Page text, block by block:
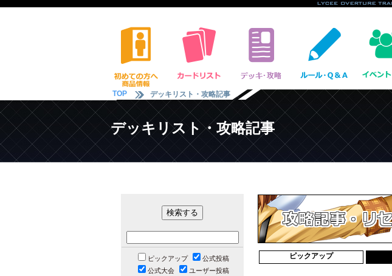
TOP デッキリスト・攻略記事
デッキリスト・攻略記事
ピックアップ
公式投稿
公式大会
ユーザー投稿
ピックアップ